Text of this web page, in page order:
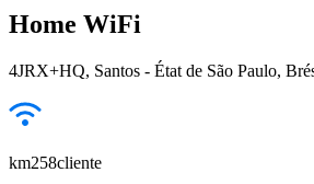
Home WiFi
4JRX+HQ, Santos - État de São Paulo,
km258cliente